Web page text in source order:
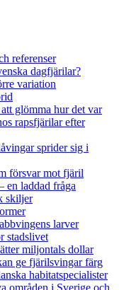
referenser
dagfjärilar?
variation
glömma hur det var
rapsfjärilar efter
sprider sig i
försvar mot fjäril
en laddad fråga
skiljer
larver
stadslivet
miljontals dollar
ge fjärilsvingar färg
habitatspecialister
områden i Sverige och